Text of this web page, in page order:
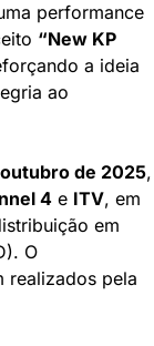
performance
“New KP
a ideia
ao
outubro de 2025,
4 e ITV, em
em
O